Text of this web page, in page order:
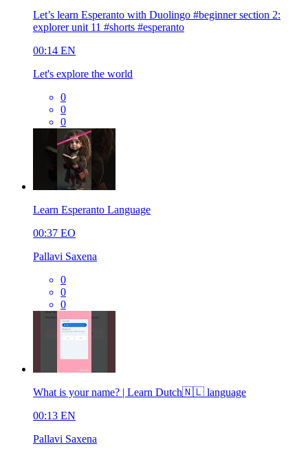
Let’s learn Esperanto with Duolingo #beginner section 2:
explorer unit 11 #shorts #esperanto
00:14 EN
Let's explore the world
0
0
0
Learn Esperanto Language
00:37 EO
Pallavi Saxena
0
0
0
What is your name? | Learn Dutch🇳🇱 language
00:13 EN
Pallavi Saxena